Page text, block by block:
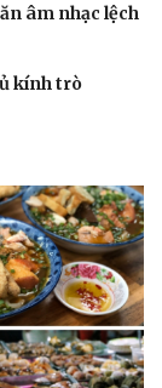
âm nhạc lệch
kính trò